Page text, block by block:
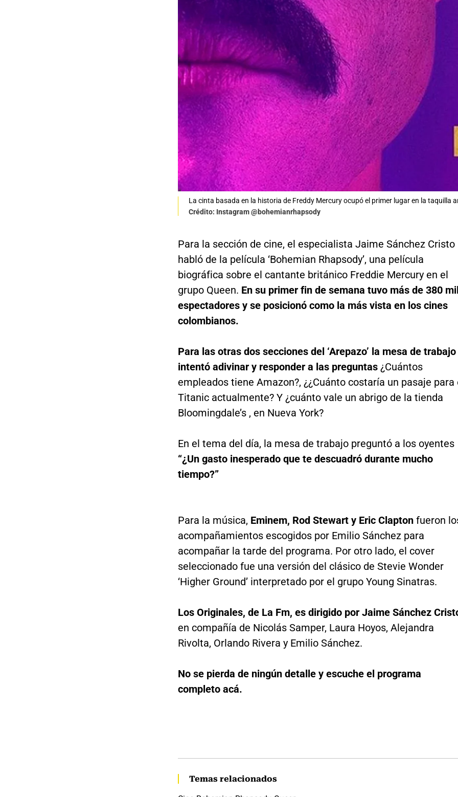
La cinta basada en la historia de Freddy Mercury ocupó el primer lugar en la taquilla
Crédito: Instagram @bohemianrhapsody
Para la sección de cine, el especialista Jaime Sánchez Cristo
habló de la película ‘Bohemian Rhapsody’, una película
biográfica sobre el cantante británico Freddie Mercury en el
grupo Queen. En su primer fin de semana tuvo más de 380
espectadores y se posicionó como la más vista en los cines
colombianos.
Para las otras dos secciones del ‘Arepazo’ la mesa de trabajo
intentó adivinar y responder a las preguntas¿Cuántos
empleados tiene Amazon?, ¿¿Cuánto costaría un pasaje para
Titanic actualmente? Y ¿cuánto vale un abrigo de la tienda
Bloomingdale’s , en Nueva York?
En el tema del día, la mesa de trabajo preguntó a los oyentes
“¿Un gasto inesperado que te descuadró durante mucho
tiempo?”
Para la música, Eminem, Rod Stewart y Eric Clapton fueron
acompañamientos escogidos por Emilio Sánchez para
acompañar la tarde del programa. Por otro lado, el cover
seleccionado fue una versión del clásico de Stevie Wonder
‘Higher Ground’ interpretado por el grupo Young Sinatras.
Los Originales, de La Fm, es dirigido por Jaime Sánchez
en compañía de Nicolás Samper, Laura Hoyos, Alejandra
Rivolta, Orlando Rivera y Emilio Sánchez.
No se pierda de ningún detalle y escuche el programa
completo acá.
Temas relacionados